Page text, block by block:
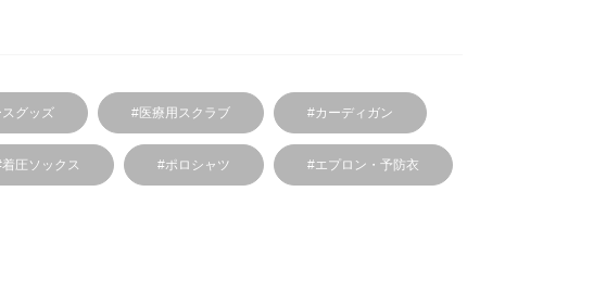
グッズ #医療用スクラブ #カーディガン
圧ソックス #ポロシャツ #エプロン・予防衣